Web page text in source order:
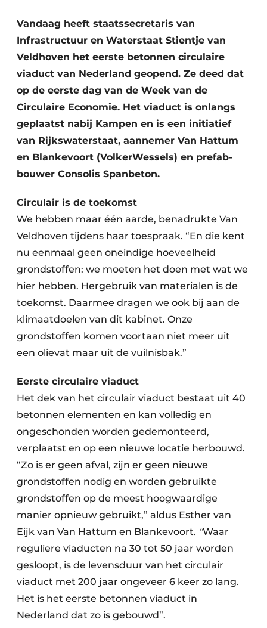
Duurzaamheid & Innovatie
Fundering
Kopen/Huren/Leasen
Sloop & Recycling
Bouwtransport
Machines & Materieel
Vandaag heeft staatssecretaris van
Infrastructuur en Waterstaat Stientje van
Veldhoven het eerste betonnen circulaire
viaduct van Nederland geopend. Ze deed dat
op de eerste dag van de Week van de
Circulaire Economie. Het viaduct is onlangs
geplaatst nabij Kampen en is een initiatief
van Rijkswaterstaat, aannemer Van Hattum
en Blankevoort (VolkerWessels) en prefab-
bouwer Consolis Spanbeton.
Circulair is de toekomst
We hebben maar één aarde, benadrukte Van
Veldhoven tijdens haar toespraak. “En die kent
nu eenmaal geen oneindige hoeveelheid
grondstoffen: we moeten het doen met wat we
hier hebben. Hergebruik van materialen is de
toekomst. Daarmee dragen we ook bij aan de
klimaatdoelen van dit kabinet. Onze
grondstoffen komen voortaan niet meer uit
een olievat maar uit de vuilnisbak.”
Eerste circulaire viaduct
Het dek van het circulair viaduct bestaat uit 40
betonnen elementen en kan volledig en
ongeschonden worden gedemonteerd,
verplaatst en op een nieuwe locatie herbouwd.
“Zo is er geen afval, zijn er geen nieuwe
grondstoffen nodig en worden gebruikte
grondstoffen op de meest hoogwaardige
manier opnieuw gebruikt,” aldus Esther van
Eijk van Van Hattum en Blankevoort. “Waar
reguliere viaducten na 30 tot 50 jaar worden
gesloopt, is de levensduur van het circulair
viaduct met 200 jaar ongeveer 6 keer zo lang.
Het is het eerste betonnen viaduct in
Nederland dat zo is gebouwd”.